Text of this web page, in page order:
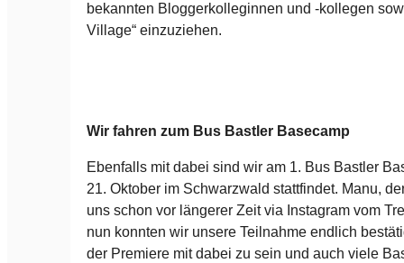
bekannten Bloggerkolleginnen und -kollegen
Village“ einzuziehen.
Wir fahren zum Bus Bastler Basecamp
Ebenfalls mit dabei sind wir am 1. Bus Bastler
21. Oktober im Schwarzwald stattfindet. Manu,
uns schon vor längerer Zeit via Instagram vom
nun konnten wir unsere Teilnahme endlich
der Premiere mit dabei zu sein und auch viele